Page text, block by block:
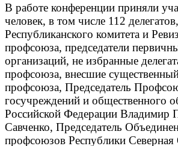
В работе конференции приняли
человек, в том числе 112
Республиканского комитета и
профсоюза, председатели
организаций, не избранные
профсоюза, внесшие
профсоюза, Председатель
госучреждений и общественного
Российской Федерации Владимир
Савченко, Председатель
профсоюзов Республики